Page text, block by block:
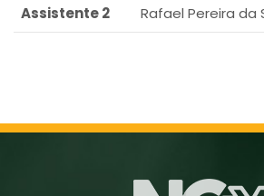
Assistente 2
Rafael Pereira da